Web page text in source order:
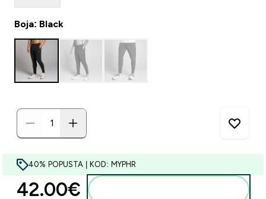
Boja: Black
40% POPUSTA | KOD: MYPHR
42.00€‎